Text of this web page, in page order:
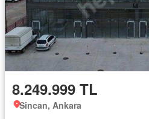
8.249.999 TL
Sincan, Ankara